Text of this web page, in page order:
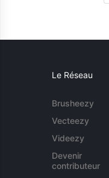
Le Réseau
Brusheezy
Vecteezy
Videezy
Devenir
contributeur